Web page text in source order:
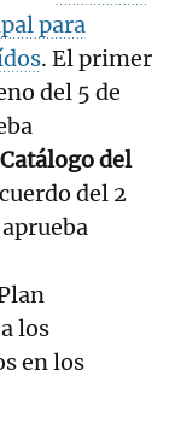
para
. El primer
del 5 de
Catálogo del
del 2
los
en los